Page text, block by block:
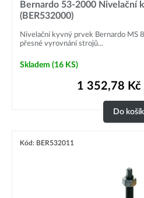
Bernardo 53-2000 Nivelační
(BER532000)
Nivelační kyvný prvek Bernardo MS
přesné vyrovnání strojů...
Skladem (16 KS)
1 352,78 Kč
Do
Kód: BER532011